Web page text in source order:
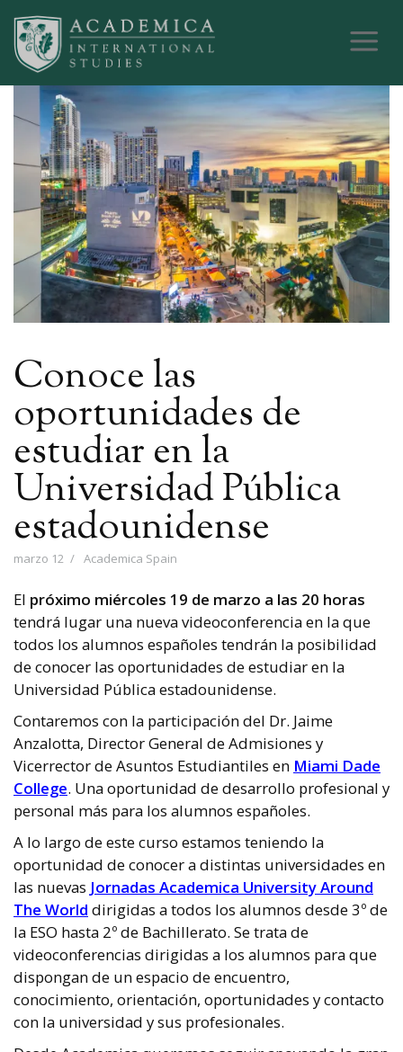
Conoce las
oportunidades de
estudiar en la
Universidad Pública
estadounidense
marzo 12 Academica Spain
El próximo miércoles 19 de marzo a las 20 horas
tendrá lugar una nueva videoconferencia en la que
todos los alumnos españoles tendrán la posibilidad
de conocer las oportunidades de estudiar en la
Universidad Pública estadounidense.
Contaremos con la participación del Dr. Jaime
Anzalotta, Director General de Admisiones y
Vicerrector de Asuntos Estudiantiles en Miami Dade
College. Una oportunidad de desarrollo profesional y
personal más para los alumnos españoles.
A lo largo de este curso estamos teniendo la
oportunidad de conocer a distintas universidades en
las nuevas Jornadas Academica University Around
The World dirigidas a todos los alumnos desde 3º de
la ESO hasta 2º de Bachillerato. Se trata de
videoconferencias dirigidas a los alumnos para que
dispongan de un espacio de encuentro,
conocimiento, orientación, oportunidades y contacto
con la universidad y sus profesionales.